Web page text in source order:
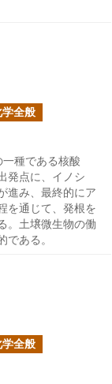
学全般
種である核酸
発点に、イノシ
進み、最終的にア
を通じて、発根を
。土壌微生物の働
ある。
学全般